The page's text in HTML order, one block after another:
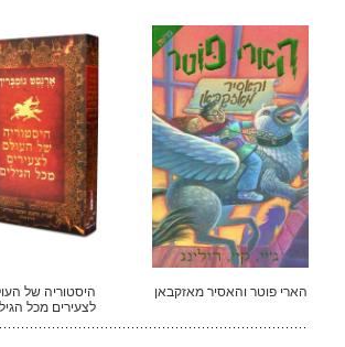
הארי פוטר והאסיר מאזקבאן
היסטוריה של
לצעירים מכל